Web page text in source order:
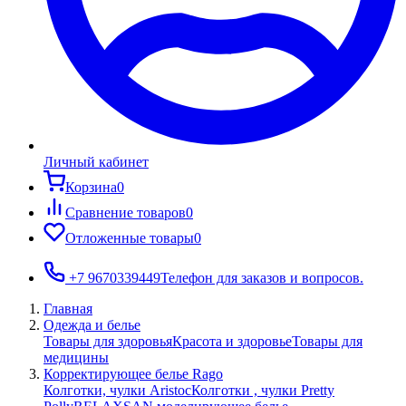
Личный кабинет
Корзина0
Сравнение товаров0
Отложенные товары0
+7 9670339449Телефон для заказов и вопросов.
Главная
Одежда и белье
Товары для здоровьяКрасота и здоровьеТовары для
медицины
Корректирующее белье Rago
Колготки, чулки AristocКолготки , чулки Pretty